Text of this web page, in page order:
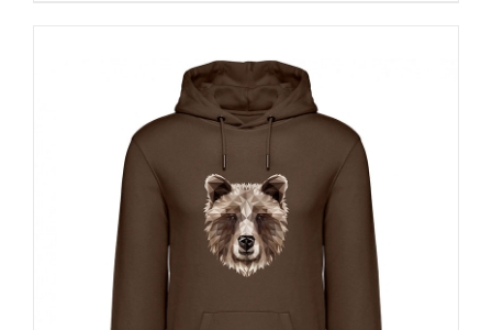
variantes.
Las
opciones
se
pueden
elegir
en
la
página
de
producto